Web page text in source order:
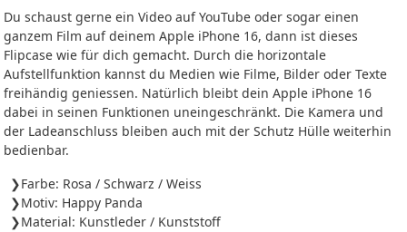
Du schaust gerne ein Video auf YouTube oder sogar einen
ganzem Film auf deinem Apple iPhone 16, dann ist dieses
Flipcase wie für dich gemacht. Durch die horizontale
Aufstellfunktion kannst du Medien wie Filme, Bilder oder Texte
freihändig geniessen. Natürlich bleibt dein Apple iPhone 16
dabei in seinen Funktionen uneingeschränkt. Die Kamera und
der Ladeanschluss bleiben auch mit der Schutz Hülle weiterhin
bedienbar.
Farbe: Rosa / Schwarz / Weiss
Motiv: Happy Panda
Material: Kunstleder / Kunststoff